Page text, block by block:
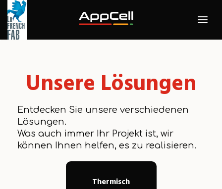
Unsere Lösungen
Entdecken Sie unsere verschiedenen
Lösungen.
Was auch immer Ihr Projekt ist, wir
können Ihnen helfen, es zu realisieren.
Thermisch